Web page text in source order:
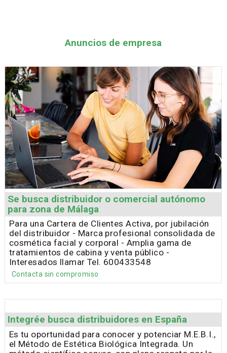
Anuncios de empresa
Se busca distribuidor o comercial autónomo
para zona de Málaga
Para una Cartera de Clientes Activa, por jubilación
del distribuidor - Marca profesional consolidada de
cosmética facial y corporal - Amplia gama de
tratamientos de cabina y venta público -
Interesados llamar Tel. 600433548
Contacta sin compromiso
Integrée busca distribuidores en España
Es tu oportunidad para conocer y potenciar M.E.B.I.,
el Método de Estética Biológica Integrada. Un